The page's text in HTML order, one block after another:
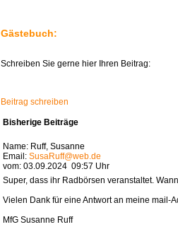
Gästebuch:
Schreiben Sie gerne hier Ihren Beitrag:
Beitrag schreiben
Bisherige Beiträge
Name: Ruff, Susanne
Email: SusaRuff@web.de
vom: 03.09.2024 09:57 Uhr
Super, dass ihr Radbörsen veranstaltet.
Vielen Dank für eine Antwort an meine mail-
MfG Susanne Ruff